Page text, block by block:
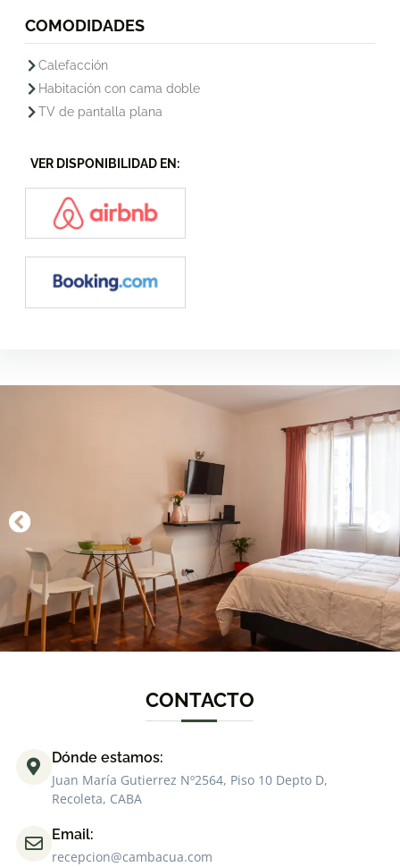
COMODIDADES
Calefacción
Habitación con cama doble
TV de pantalla plana
VER DISPONIBILIDAD EN:
CONTACTO
Dónde estamos:
Juan María Gutierrez Nº2564, Piso 10 Depto D,
Recoleta, CABA
Email:
recepcion@cambacua.com